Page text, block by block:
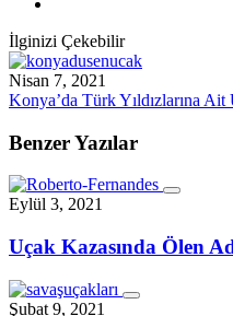
İlginizi Çekebilir
Nisan 7, 2021
Konya’da Türk Yıldızlarına
Benzer Yazılar
Eylül 3, 2021
Uçak Kazasında Ölen
Şubat 9, 2021